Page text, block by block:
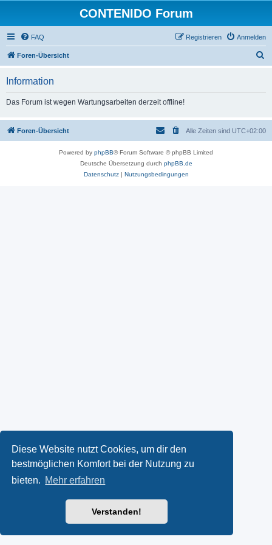
Diese Website nutzt Cookies, um dir den
bestmöglichen Komfort bei der Nutzung zu
bieten. Mehr erfahren
Verstanden!
CONTENIDO Forum
FAQ Anmelden
Registrieren
Foren-Übersicht
Information
Das Forum ist wegen Wartungsarbeiten derzeit offline!
Foren-Übersicht Alle Zeiten sind UTC+02:00
Powered by phpBB® Forum Software © phpBB Limited
Deutsche Übersetzung durch phpBB.de
Datenschutz| Nutzungsbedingungen